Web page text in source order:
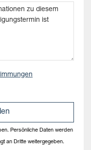
Persönliche Daten werden
an Dritte weitergegeben.